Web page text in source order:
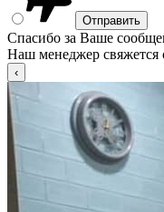
Спасибо за Ваше
Наш менеджер